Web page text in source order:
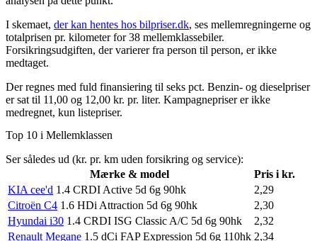
I skemaet, der kan hentes hos bilpriser.dk, ses mellemregningerne og
totalprisen pr. kilometer for 38 mellemklassebiler.
Forsikringsudgiften, der varierer fra person til person, er ikke
medtaget.
Der regnes med fuld finansiering til seks pct. Benzin- og dieselpriser
er sat til 11,00 og 12,00 kr. pr. liter. Kampagnepriser er ikke
medregnet, kun listepriser.
Top 10 i Mellemklassen
Ser således ud (kr. pr. km uden forsikring og service):
Mærke & model
Pris i kr.
KIA cee'd 1.4 CRDI Active 5d 6g 90hk
2,29
Citroën C4 1.6 HDi Attraction 5d 6g 90hk
2,30
Hyundai i30 1.4 CRDI ISG Classic A/C 5d 6g 90hk
2,32
Renault Megane 1.5 dCi FAP Expression 5d 6g 110hk 2,34